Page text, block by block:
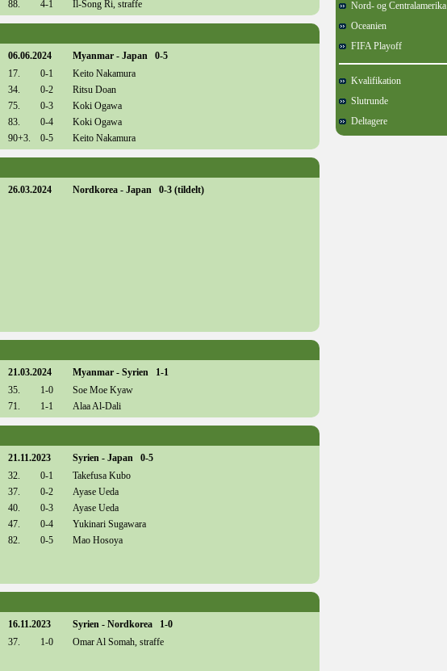
88. 4-1 Il-Song Ri, straffe
06.06.2024
Myanmar - Japan 0-5
17. 0-1
Keito Nakamura
34.
0-2
Ritsu Doan
75.
0-3
Koki Ogawa
83.
0-4
Koki Ogawa
90+3.
0-5 Keito Nakamura
26.03.2024
Nordkorea - Japan 0-3 (tildelt)
21.03.2024
Myanmar - Syrien 1-1
35. 1-0
Soe Moe Kyaw
71.
1-1 Alaa Al-Dali
21.11.2023
Syrien - Japan 0-5
32. 0-1
Takefusa Kubo
37. 0-2
Ayase Ueda
40. 0-3
Ayase Ueda
47. 0-4
Yukinari Sugawara
82. 0-5
Mao Hosoya
16.11.2023
Syrien - Nordkorea 1-0
37. 1-0
Omar Al Somah, straffe
Nord- og Centralamerika
Oceanien
FIFA Playoff
Kvalifikation
Slutrunde
Deltagere